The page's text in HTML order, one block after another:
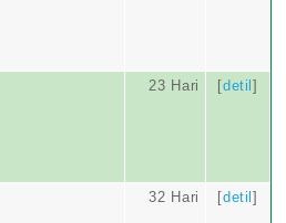
23 Hari [detil]
32 Hari [detil]